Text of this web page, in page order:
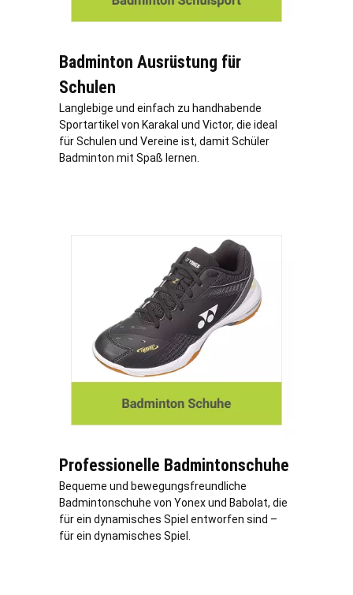
Badminton Ausrüstung für
Schulen
Langlebige und einfach zu handhabende
Sportartikel von Karakal und Victor, die ideal
für Schulen und Vereine ist, damit Schüler
Badminton mit Spaß lernen.
Professionelle Badmintonschuhe
Bequeme und bewegungsfreundliche
Badmintonschuhe von Yonex und Babolat, die
für ein dynamisches Spiel entworfen sind –
für ein dynamisches Spiel.